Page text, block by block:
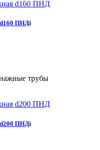
d160 ПНДi
трубы
d200 ПНДi